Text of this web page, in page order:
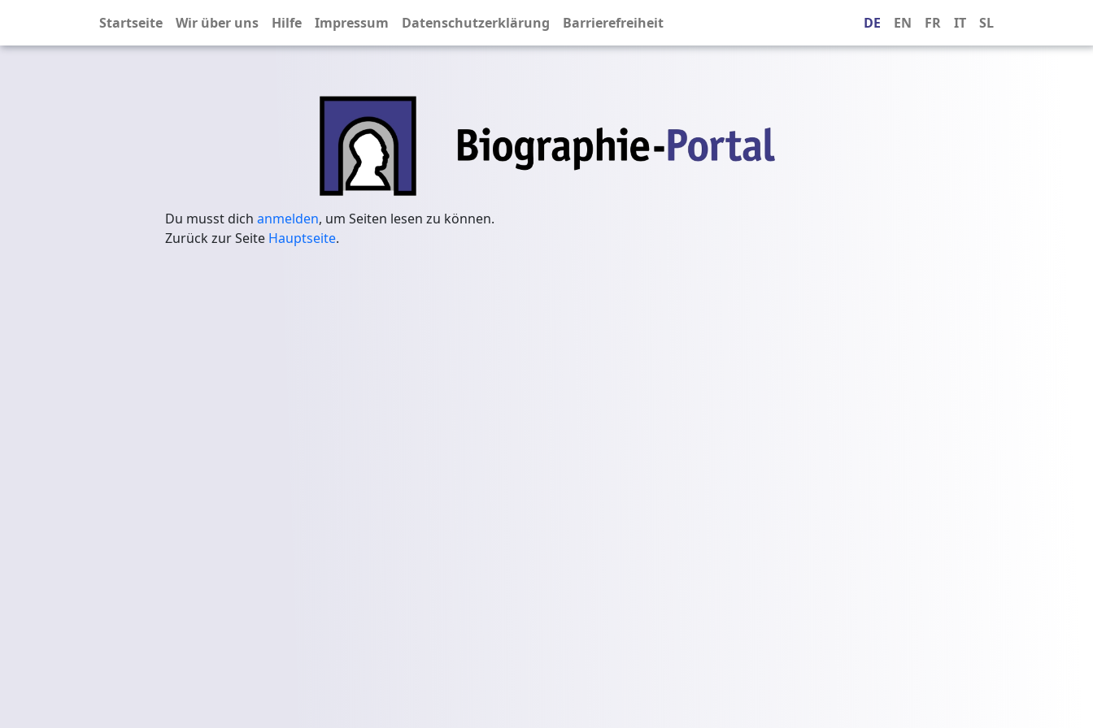
Startseite Wir über uns Hilfe Impressum Datenschutzerklärung Barrierefreiheit DE EN FR IT SL
Du musst dich anmelden, um Seiten lesen zu können.
Zurück zur Seite Hauptseite.